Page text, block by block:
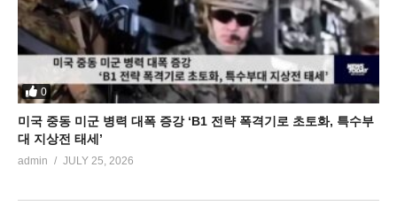
0
미국 중동 미군 병력 대폭 증강 ‘B1 전략 폭격기로 초토화, 특수부
대 지상전 태세’
admin JULY 25, 2026